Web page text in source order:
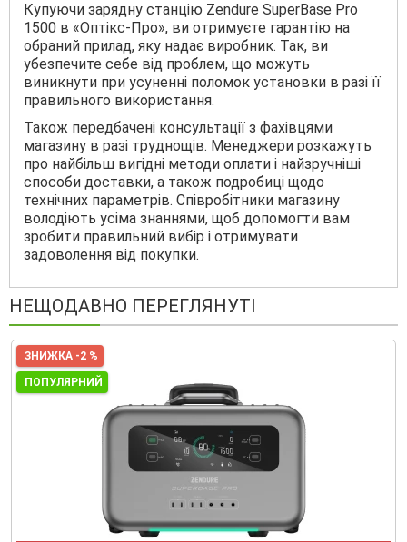
Купуючи зарядну станцію Zendure SuperBase Pro
1500 в «Оптікс-Про», ви отримуєте гарантію на
обраний прилад, яку надає виробник. Так, ви
убезпечите себе від проблем, що можуть
виникнути при усуненні поломок установки в разі її
правильного використання.
Також передбачені консультації з фахівцями
магазину в разі труднощів. Менеджери розкажуть
про найбільш вигідні методи оплати і найзручніші
способи доставки, а також подробиці щодо
технічних параметрів. Співробітники магазину
володіють усіма знаннями, щоб допомогти вам
зробити правильний вибір і отримувати
задоволення від покупки.
НЕЩОДАВНО ПЕРЕГЛЯНУТІ
ЗНИЖКА -2 %
ПОПУЛЯРНИЙ